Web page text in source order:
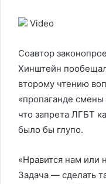
Video
Соавтор
Хинштейн
второму чтению
«пропаганде
что запрета ЛГБТ
было бы глупо.
«Нравится нам или
Задача — сделать